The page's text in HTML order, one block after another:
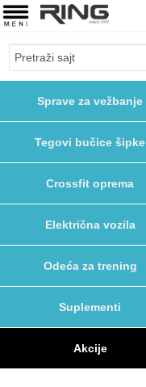
Sprave za vežbanje
Tegovi bučice šipke
Crossfit oprema
Električna vozila
Odeća za trening
Suplementi
Akcije